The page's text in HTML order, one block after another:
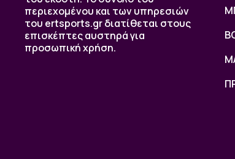
περιεχομένου και των υπηρεσιών
του ertsports.gr διατίθεται στους
επισκέπτες αυστηρά για
προσωπική χρήση.